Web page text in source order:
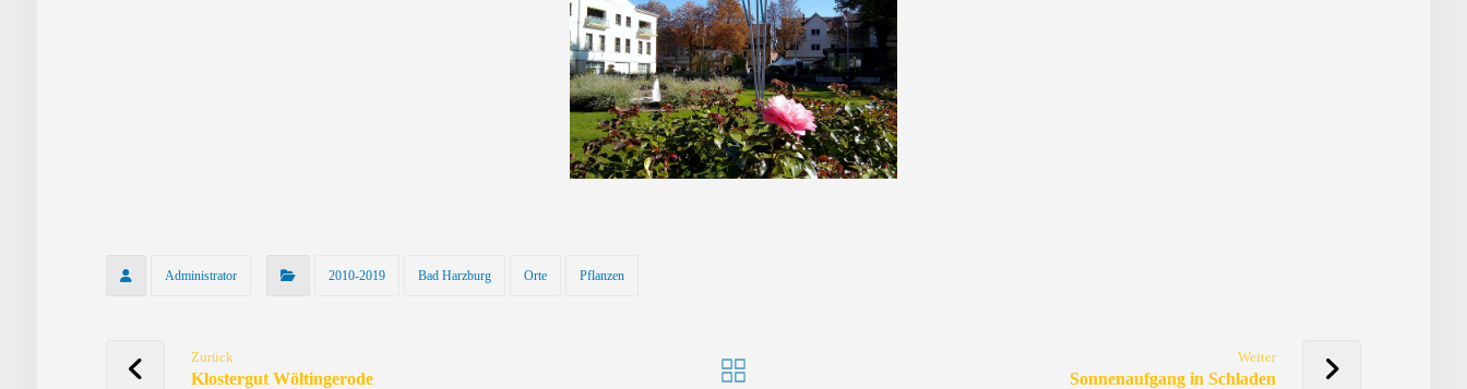
Administrator 2010-2019 Bad Harzburg Orte Pflanzen
Zurück
Klostergut Wöltingerode
Weiter
Sonnenaufgang in Schladen